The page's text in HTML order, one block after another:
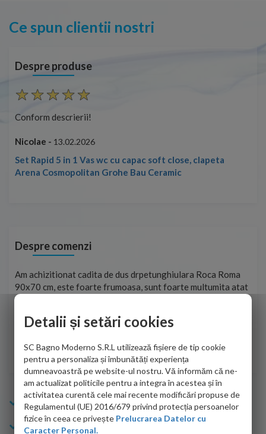
Ce spun clientii nostri
Despre produse
Conform descrierii!
Nicolae - 13.02.2026
Set Rapid 5 in 1 Vas wc cu capac soft close, clapeta
Arena Cosmopolitan Grohe Bau Ceramic
Despre comenzi
Am achizitionat cadita de dus drpetunghiulara Roca Roma
90x70 cm, este foarte frumoasa, sunt foarte multumita atat
de personalul firmei dvs. cu care am colaborat in obtinerea
adus coletul in siguranta.Numai bine, va doresc!
Sofrone Viviana -28.07.2026
Info Bagno
Cumparaturi
Detalii și setări cookies
SC Bagno Moderno S.R.L utilizează fișiere de tip cookie
pentru a personaliza și îmbunătăți experiența
dumneavoastră pe website-ul nostru. Vă informăm că ne-
am actualizat politicile pentru a integra în acestea și în
activitatea curentă cele mai recente modificări propuse de
Regulamentul (UE) 2016/679 privind protecția persoanelor
fizice în ceea ce privește Prelucrarea Datelor cu
Caracter Personal.